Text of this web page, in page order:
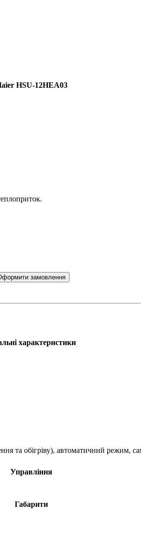
HSU-12HEA03
характеристики
та обігріву), автоматичний режим,
Управління
Габарити